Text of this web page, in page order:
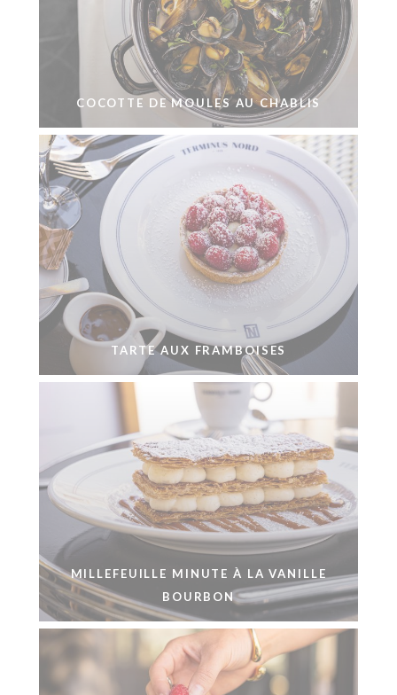
COCOTTE DE MOULES AU CHABLIS
TARTE AUX FRAMBOISES
MILLEFEUILLE MINUTE À LA VANILLE
BOURBON